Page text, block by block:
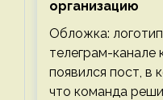
организацию
Обложка:
телеграм-канале
появился пост, в
что команда